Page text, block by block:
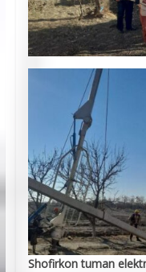
Shofirkon tuman